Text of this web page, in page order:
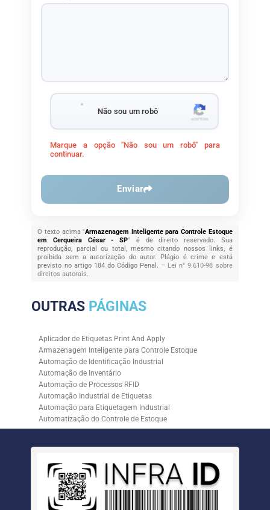
Não sou um robô
Marque a opção "Não sou um robô" para
continuar.
Enviar
O texto acima "Armazenagem Inteligente para Controle Estoque
em Cerqueira César - SP" é de direito reservado. Sua
reprodução, parcial ou total, mesmo citando nossos links, é
proibida sem a autorização do autor. Plágio é crime e está
previsto no artigo 184 do Código Penal. – Lei n° 9.610-98 sobre
direitos autorais.
OUTRAS PÁGINAS
Aplicador de Etiquetas Print And Apply
Armazenagem Inteligente para Controle Estoque
Automação de Identificação Industrial
Automação de Inventário
Automação de Processos RFID
Automação Industrial de Etiquetas
Automação para Etiquetagem Industrial
Automatização do Controle de Estoque
Controle de Estoque com RFID
Empresa de Automação para Processos Logísticos
Empresa de Rastreabilidade Industrial
Empresa de Soluções para Etiquetagem
Empresa Especializada em Inventário de Estoque